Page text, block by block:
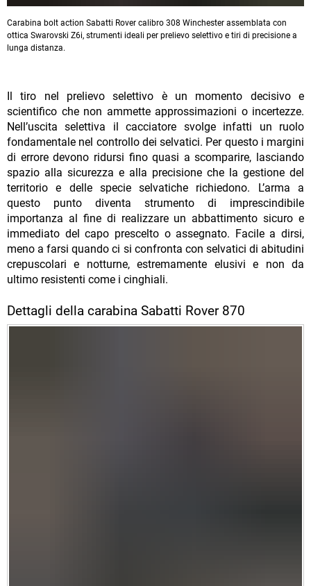
Carabina bolt action Sabatti Rover calibro 308 Winchester assemblata con
ottica Swarovski Z6i, strumenti ideali per prelievo selettivo e tiri di precisione a
lunga distanza.
Il tiro nel prelievo selettivo è un momento decisivo e
scientifico che non ammette approssimazioni o incertezze.
Nell’uscita selettiva il cacciatore svolge infatti un ruolo
fondamentale nel controllo dei selvatici. Per questo i margini
di errore devono ridursi fino quasi a scomparire, lasciando
spazio alla sicurezza e alla precisione che la gestione del
territorio e delle specie selvatiche richiedono. L’arma a
questo punto diventa strumento di imprescindibile
importanza al fine di realizzare un abbattimento sicuro e
immediato del capo prescelto o assegnato. Facile a dirsi,
meno a farsi quando ci si confronta con selvatici di abitudini
crepuscolari e notturne, estremamente elusivi e non da
ultimo resistenti come i cinghiali.
Dettagli della carabina Sabatti Rover 870